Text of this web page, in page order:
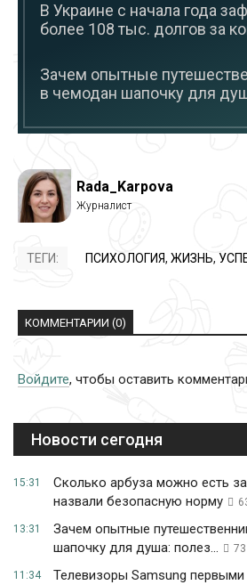
В Украине с начала года
более 108 тыс. долгов за
Зачем опытные
в чемодан шапочку для
Rada_Karpova
ТЕГИ: ПСИХОЛОГИЯ, ЖИЗНЬ,
КОММЕНТАРИИ (0)
Войдите, чтобы оставить
Новости сегодня
15:31
Сколько арбуза можно есть
назвали безопасную норму
13:31
Зачем опытные
шапочку для душа: полез...
73
11:34
Телевизоры Samsung первыми